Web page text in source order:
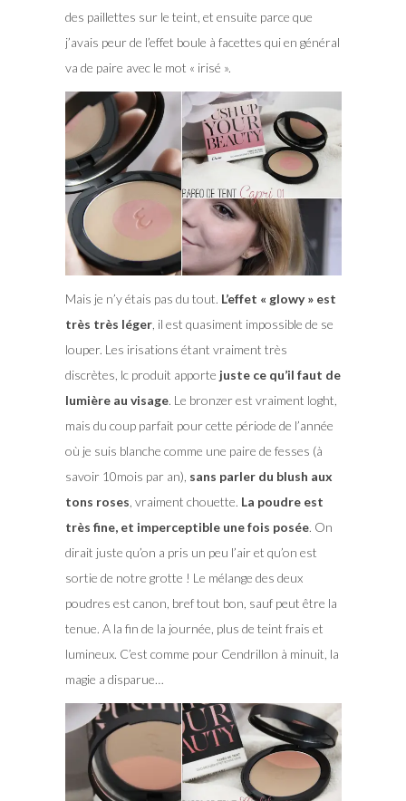
des paillettes sur le teint, et ensuite parce que
j’avais peur de l’effet boule à facettes qui en général
va de paire avec le mot « irisé ».
Mais je n’y étais pas du tout. L’effet « glowy » est
très très léger, il est quasiment impossible de se
louper. Les irisations étant vraiment très
discrètes, lc produit apporte juste ce qu’il faut de
lumière au visage. Le bronzer est vraiment loght,
mais du coup parfait pour cette période de l’année
où je suis blanche comme une paire de fesses (à
savoir 10mois par an), sans parler du blush aux
tons roses , vraiment chouette. La poudre est
très fine, et imperceptible une fois posée. On
dirait juste qu’on a pris un peu l’air et qu’on est
sortie de notre grotte ! Le mélange des deux
poudres est canon, bref tout bon, sauf peut être la
tenue. A la fin de la journée, plus de teint frais et
lumineux. C’est comme pour Cendrillon à minuit, la
magie a disparue…